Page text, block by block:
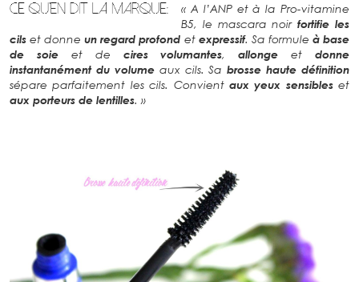
« A l’ANP et à la Pro-vitamine
B5, le mascara noirfortifie les
cils et donneun regard profond et expressif. Sa formule à base
de soieet de cires volumantes,allonge et donne
instantanément du volumeaux cils. Sabrosse haute définition
sépare parfaitement les cils. Convient aux yeux sensibleset
aux porteurs de lentilles. »